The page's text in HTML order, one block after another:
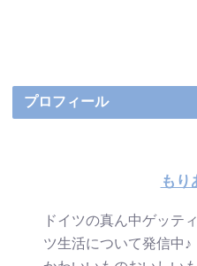
プロフィール
もり
ドイツの真ん中ゲッテ
ツ生活について発信中♪